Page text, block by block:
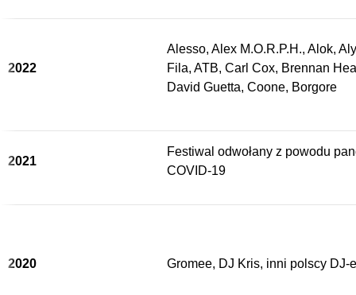
2022
Alesso, Alex M.O.R.P.H., Alok,
Fila, ATB, Carl Cox, Brennan
David Guetta, Coone, Borgore
2021
Festiwal odwołany z powodu
COVID-19
2020 Gromee, DJ Kris, inni polscy DJ-e